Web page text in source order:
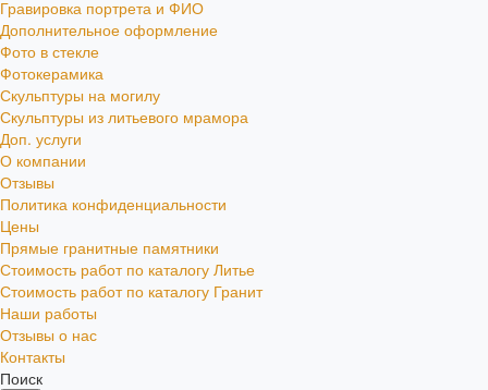
Гравировка портрета и ФИО
Дополнительное оформление
Фото в стекле
Фотокерамика
Скульптуры на могилу
Скульптуры из литьевого мрамора
Доп. услуги
О компании
Отзывы
Политика конфиденциальности
Цены
Прямые гранитные памятники
Стоимость работ по каталогу Литье
Стоимость работ по каталогу Гранит
Наши работы
Отзывы о нас
Контакты
Поиск